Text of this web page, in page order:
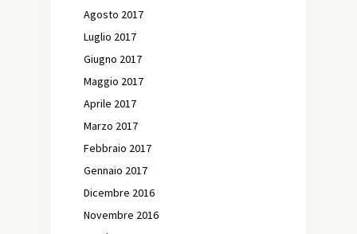
Agosto 2017
Luglio 2017
Giugno 2017
Maggio 2017
Aprile 2017
Marzo 2017
Febbraio 2017
Gennaio 2017
Dicembre 2016
Novembre 2016